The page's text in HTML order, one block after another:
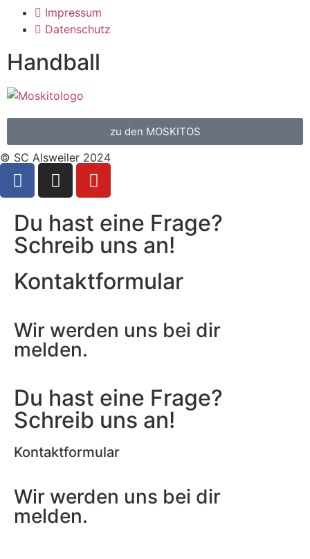
Impressum
Datenschutz
Handball
zu den MOSKITOS
© SC Alsweiler 2024
Du hast eine Frage?
Schreib uns an!
Kontaktformular
Wir werden uns bei dir
melden.
Du hast eine Frage?
Schreib uns an!
Kontaktformular
Wir werden uns bei dir
melden.